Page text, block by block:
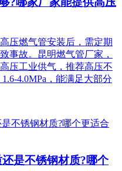
压燃气管安装后，需定期
事故。昆明燃气管厂家，
压工业供气，推荐高压不
4.0MPa，能满足大部分
是不锈钢材质?哪个